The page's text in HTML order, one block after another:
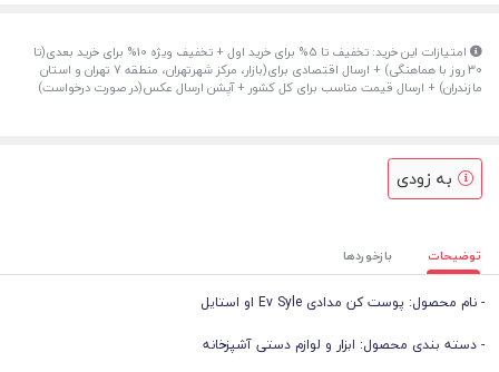
امتیازات این خرید: تخفیف تا 5% برای خرید اول + تخفیف ویژه 10% برای خرید بعدی(تا
30 روز با هماهنگی) + ارسال اقتصادی برای(بازار، مرکز شهرتهران، منطقه 7 تهران و استان
مازندران) + ارسال قیمت مناسب برای کل کشور + آپشن ارسال عکس(در صورت درخواست)
به زودی
توضیحات بازخوردها
- نام محصول: پوست کن مدادی Ev Syle او استایل
- دسته بندی محصول: ابزار و لوازم دستی آشپزخانه